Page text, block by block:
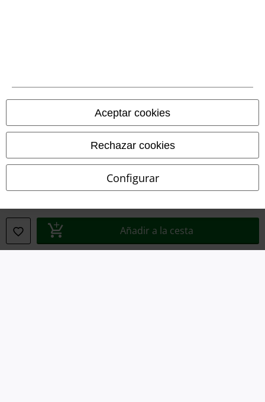
Aceptar cookies
Rechazar cookies
Configurar
Añadir a la cesta
Ley protección de datos
Eliminación de residuos y protección del medioambiente
Declaración de Conformidad
Información sobre accesibilidad
Cancelar pedido